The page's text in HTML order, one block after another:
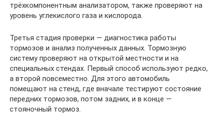
трёхкомпонентным анализатором, также проверяют на
уровень углекислого газа и кислорода.
Третья стадия проверки — диагностика работы
тормозов и анализ полученных данных. Тормозную
систему проверяют на открытой местности и на
специальных стендах. Первый способ используют редко,
а второй повсеместно. Для этого автомобиль
помещают на стенд, где вначале тестируют состояние
передних тормозов, потом задних, и в конце —
стояночный тормоз.